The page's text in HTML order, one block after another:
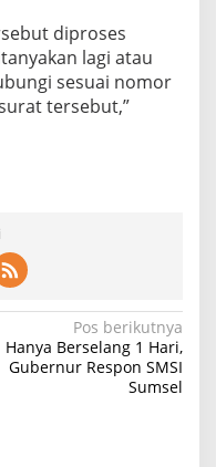
diproses
lagi atau
sesuai nomor
tersebut,”
Pos berikutnya
Hanya Berselang 1 Hari,
Gubernur Respon SMSI
Sumsel